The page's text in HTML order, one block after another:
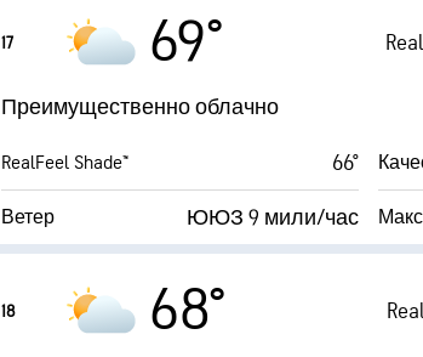
Влажность
Точка росы
AccuLumen Brightness 5
17 69°
Преимущественно облачно
RealFeel Shade™ 66°
Ветер ЮЮЗ 9 мили/час
Влажность
18 68°